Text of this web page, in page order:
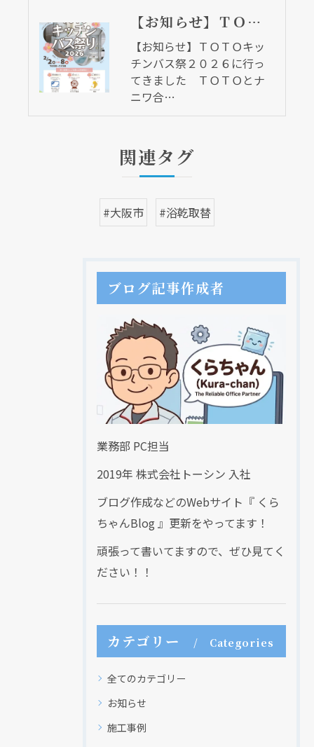
【お知らせ】ＴＯＴＯキッチンバス祭２０２６に行ってきました ＴＯＴＯとナニワ合同イベント
【お知らせ】ＴＯＴＯキッ
チンバス祭２０２６に行っ
てきました ＴＯＴＯとナ
ニワ合…
関連タグ
#大阪市 #浴乾取替
ブログ記事作成者
業務部 PC担当
2019年 株式会社トーシン 入社
ブログ作成などのWebサイト『 くら
ちゃんBlog 』更新をやってます！
頑張って書いてますので、ぜひ見てく
ださい！！
カテゴリー Categories
全てのカテゴリー
お知らせ
施工事例
現在、新聞に入っている折込チラシです。
現在、新聞に入っている折込チラシです。